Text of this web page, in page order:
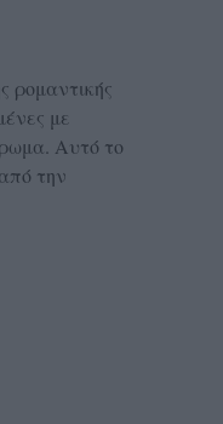
ρομαντικής
με
Αυτό το
την